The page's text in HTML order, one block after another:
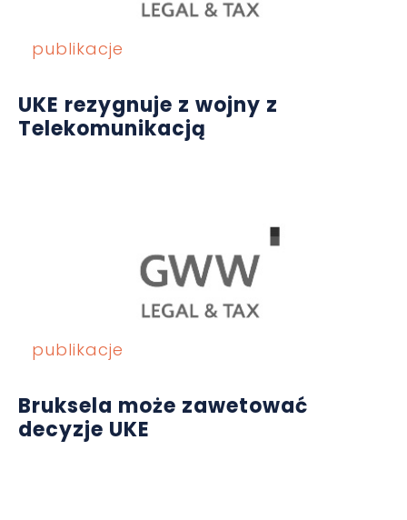
publikacje
UKE rezygnuje z wojny z
Telekomunikacją
publikacje
Bruksela może zawetować
decyzje UKE